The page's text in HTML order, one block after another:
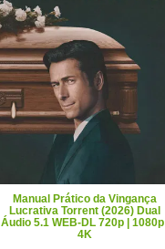
Manual Prático da Vingança
Lucrativa Torrent (2026) Dual
Áudio 5.1 WEB-DL 720p | 1080p |
4K